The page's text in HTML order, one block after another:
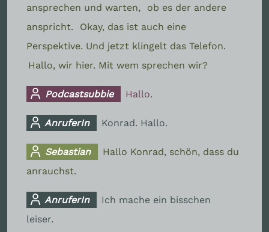
ansprechen und warten,
ob es der andere
anspricht.
Okay, das ist auch eine
Perspektive. Und jetzt klingelt das Telefon.
Hallo, wir hier. Mit wem sprechen wir?
Podcastsubbie Hallo.
AnruferIn Konrad. Hallo.
Sebastian
Hallo Konrad, schön, dass du
anrauchst.
AnruferIn
Ich mache ein bisschen
leiser.